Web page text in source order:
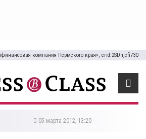
компания Пермского края», erid:2SDnjcfi73Q
05 марта 2012, 13:20